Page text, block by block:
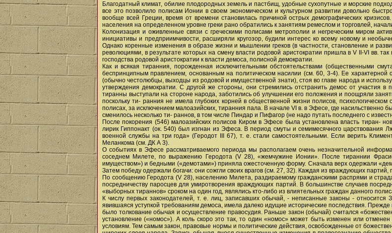
Благодатный климат, обилие плодородных земель и пастбищ, удобные сухопутные и морские
все это позволило полисам Ионии в своем экономическом и культурном развитии довольно
вообще всей Греции, время от времени становилась причиной острых демографических
населения на определенном уровне греки рано обратились к занятиям ремеслом и торговлей,
Колонизация и оживленные связи с греческими полисами метрополии и негреческим миром
инициативы и предприимчивости, расширяли кругозор, будили интерес ко всему новому и
Однако коренные изменения в образе жизни и мышлении греков (в частности, становление и
революциями, в результате которых на смену власти родовой аристократии пришла в V II-VI вв.
господства родовой аристократии к власти демоса, полисной демократии.
Как и всякая тиранния, порожденная исключительными обстоятельствами (общественными
беспринципным правлением, основанным на политическом насилии (см. 60, 3-4). Ее
(обычно честолюбцы, выходцы из родовой и имущественной знати), стоя во главе народа и
утверждения демократии. С другой же стороны, они стремились отстранить демос от участия
тиранны выступали на стороне народа, заботились об улучшении его положения и поощряли
поскольку ти- ранния не имела глубоких корней в общественной жизни полисов,
полисах, за исключением малоазийских, тиранния пала. В начале VI в. в Эфесе, где насильственно
сменилось несколько ти- раннов, в том числе Пиндар и Пифагор (не надо путать последнего с
После покорения (546) малоазийских полисов Киром в Эфесе была установлена власть тиран-
лирик Гиппонакт (ок. 540) был изгнан из Эфеса. В период смуты и семимесячного царствования
военной службы на три года» (Геродот III 67), т. е. стали самостоятельными. Если верить
Меланкома (см. ДК А 3).
О событиях в Эфесе рассматриваемого периода мы располагаем очень незначительной
соседнем Милете, по выражению Геродота (V 28), «жемчужине Ионии». После тираннии
имуществом») и бедными («демотами») приняла ожесточенную форму. Сначала верх одержали
Затем победу одержали богачи: они сожгли своих врагов (см. 27, 32). Каждая из враждующих
По сообщению Геродота (V 28), населению Милета, раздираемому гражданскими распрями и
посредничеству паросцев для умиротворения враждующих партий. В большинстве случаев
«выборных тираннов» сроком на один год, являлись кто-либо из влиятельных граждан данного
К числу первых законодателей, т. е. лиц, записавших обычай, - неписанные законы -
явившаяся уступкой требованиям демоса, имела далеко идущие исторические последствия.
было толкование обычая и осуществление правосудия. Раньше закон (обычай) считался
установление («номос»). А коль скоро это так, то один «номос» может быть изменен или
условиям. Тем самым закон, правовые нормы и политические действия, освобожденные от